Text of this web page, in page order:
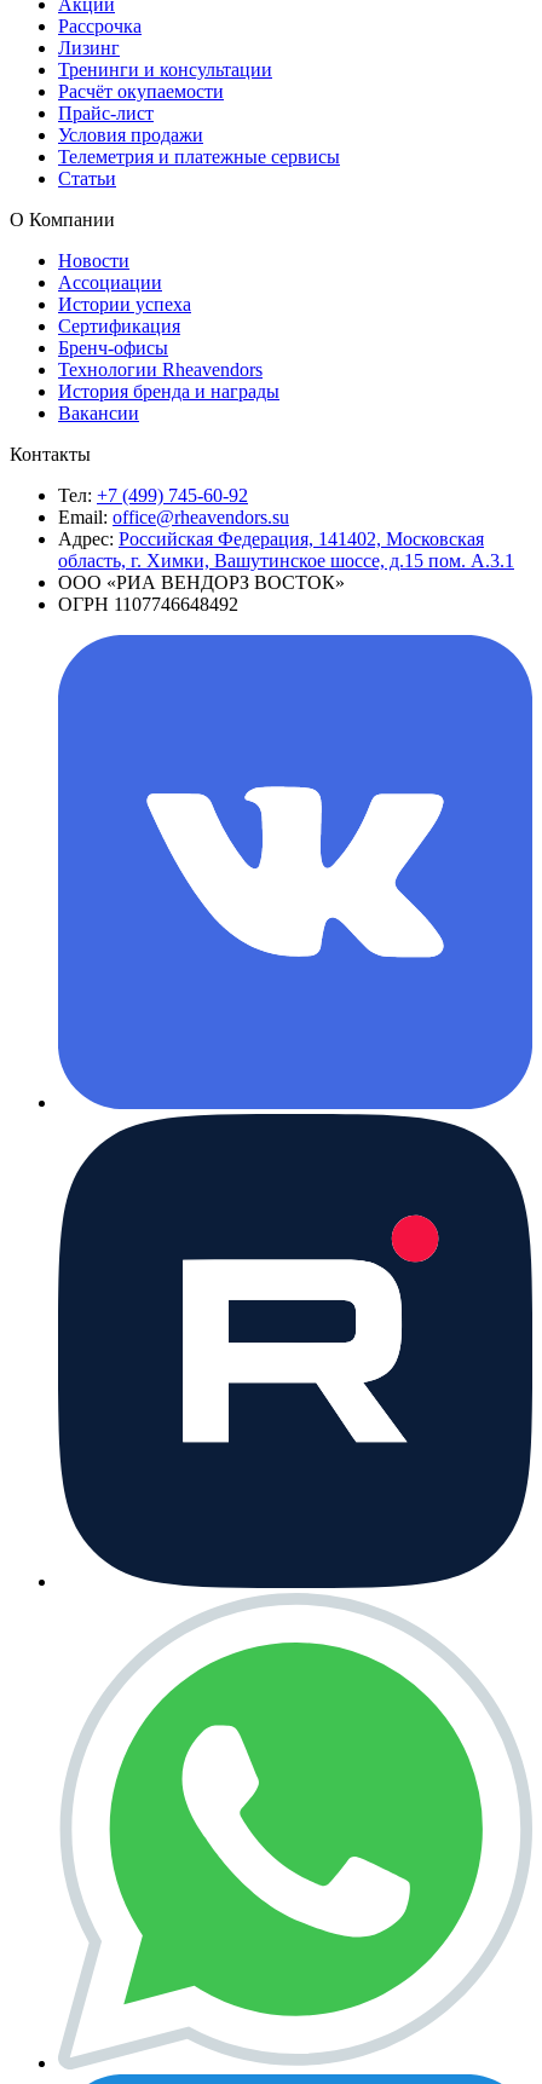
Акции
Рассрочка
Лизинг
Тренинги и консультации
Расчёт окупаемости
Прайс-лист
Условия продажи
Телеметрия и платежные сервисы
Статьи
О Компании
Новости
Ассоциации
Истории успеха
Сертификация
Бренч-офисы
Технологии Rheavendors
История бренда и награды
Вакансии
Контакты
Тел: +7 (499) 745-60-92
Email: office@rheavendors.su
Адрес: Российская Федерация, 141402, Московская
область, г. Химки, Вашутинское шоссе, д.15 пом. А.3.1
ООО «РИА ВЕНДОРЗ ВОСТОК»
ОГРН 1107746648492